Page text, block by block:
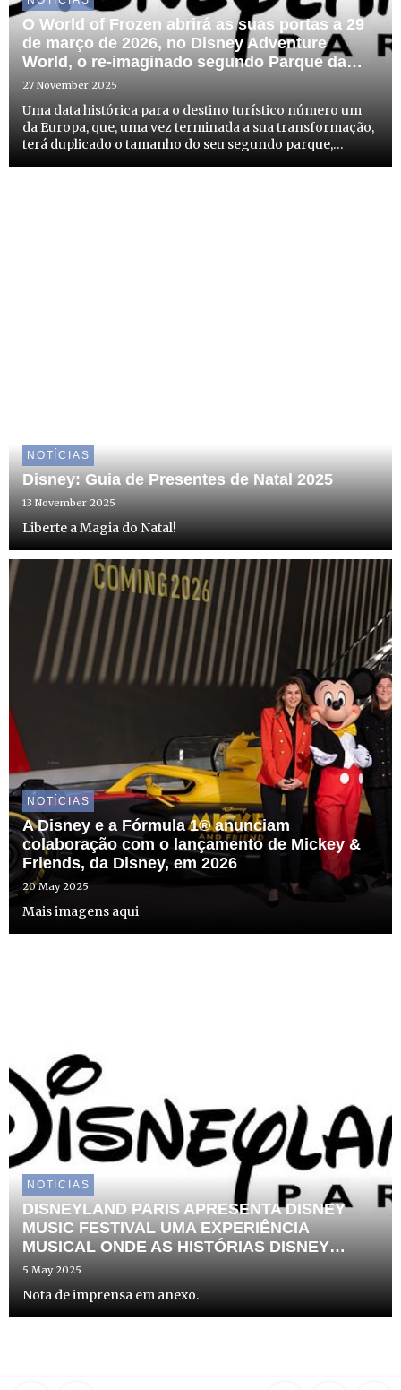
O World of Frozen abrirá as suas portas a 29
de março de 2026, no Disney Adventure
World, o re-imaginado segundo Parque da
Disneyland® Paris
27 November 2025
Uma data histórica para o destino turístico número um
da Europa, que, uma vez terminada a sua transformação,
terá duplicado o tamanho do seu segundo parque,
NOTÍCIAS
Disney: Guia de Presentes de Natal 2025
13 November 2025
Liberte a Magia do Natal!
NOTÍCIAS
A Disney e a Fórmula 1® anunciam
colaboração com o lançamento de Mickey &
Friends, da Disney, em 2026
20 May 2025
Mais imagens aqui
NOTÍCIAS
DISNEYLAND PARIS APRESENTA DISNEY
MUSIC FESTIVAL UMA EXPERIÊNCIA
MUSICAL ONDE AS HISTÓRIAS DISNEY
GANHAM VIDA
5 May 2025
Nota de imprensa em anexo.